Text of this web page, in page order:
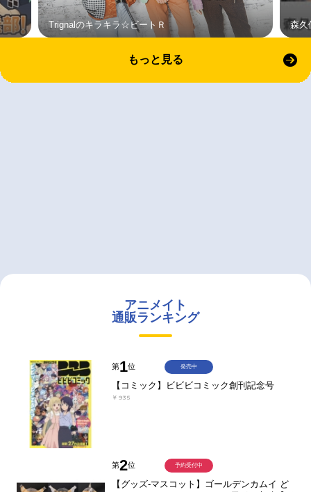
Trignalのキラキラ☆ビートＲ 森久
もっと見る
アニメイト
通販ランキング
第1位
【コミック】ビビビコミック創刊記念号
￥935
発売中
第2位
【グッズ-マスコット】ゴールデンカムイ ど
予約受付中